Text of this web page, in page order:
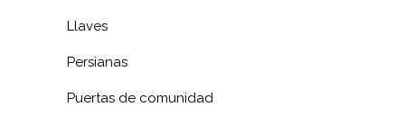
Llaves
Persianas
Puertas de comunidad